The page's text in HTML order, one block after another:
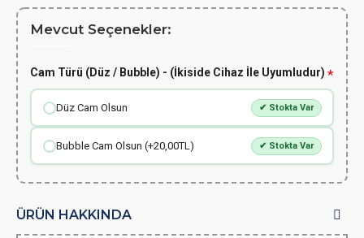
Mevcut Seçenekler:
Cam Türü (Düz / Bubble) - (İkiside Cihaz İle Uyumludur)
Düz Cam Olsun ✔ Stokta Var
Bubble Cam Olsun (+20,00TL) ✔ Stokta Var
ÜRÜN HAKKINDA